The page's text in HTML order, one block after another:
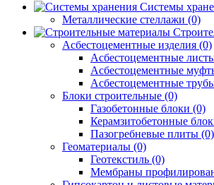
Системы
Металлические стеллажи (0)
Асбестоцементные изделия (0)
Асбестоцементные
Асбестоцементные
Асбестоцементные
Блоки строительные (0)
Газобетонные блоки (0)
Керамзитобетонные
Пазогребневые плиты (0)
Геоматериалы (0)
Геотекстиль (0)
Мембраны